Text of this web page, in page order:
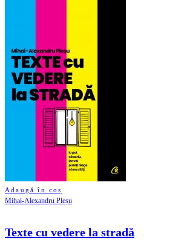
Adaugă în coș
Mihai-Alexandru Pleșu
Texte cu vedere la stradă